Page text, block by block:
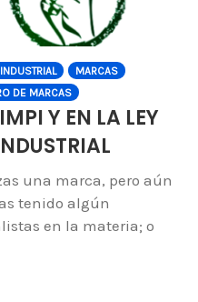
MARCAS
DE MARCAS
Y EN LA LEY
una marca, pero aún
tenido algún
en la materia; o